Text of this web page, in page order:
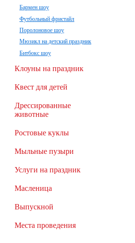
Бармен шоу
Футбольный фристайл
Поролоновое шоу
Мюзикл на детский праздник
Битбокс шоу
Клоуны на праздник
Квест для детей
Дрессированные
животные
Ростовые куклы
Мыльные пузыри
Услуги на праздник
Масленица
Выпускной
Места проведения